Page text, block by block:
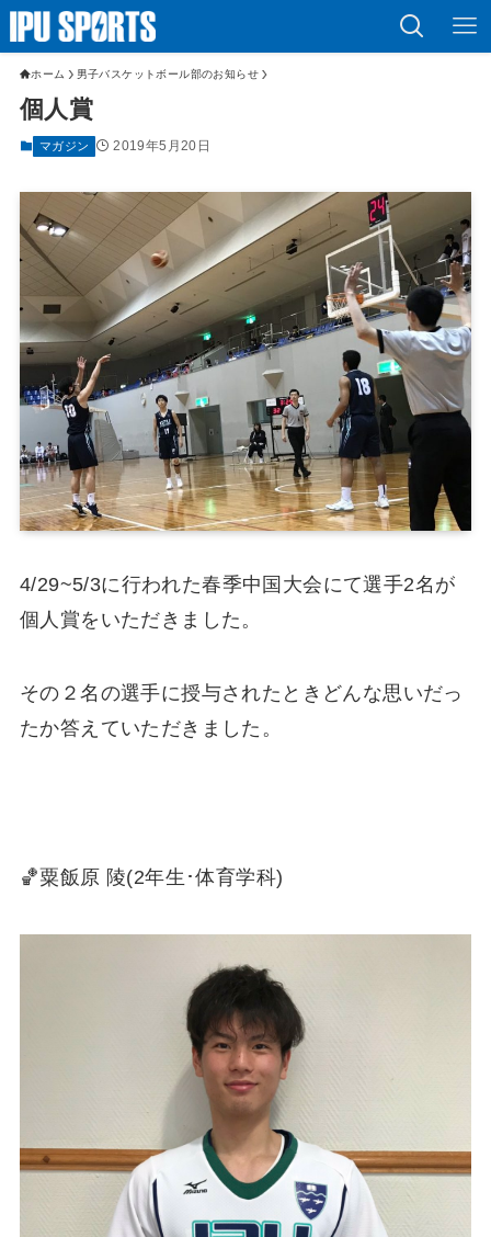
ホーム 男子バスケットボール部のお知らせ
個人賞
マガジン 2019年5月20日
4/29~5/3に行われた春季中国大会にて選手2名が
個人賞をいただきました。
その２名の選手に授与されたときどんな思いだっ
たか答えていただきました。
🏀粟飯原 陵(2年生･体育学科)